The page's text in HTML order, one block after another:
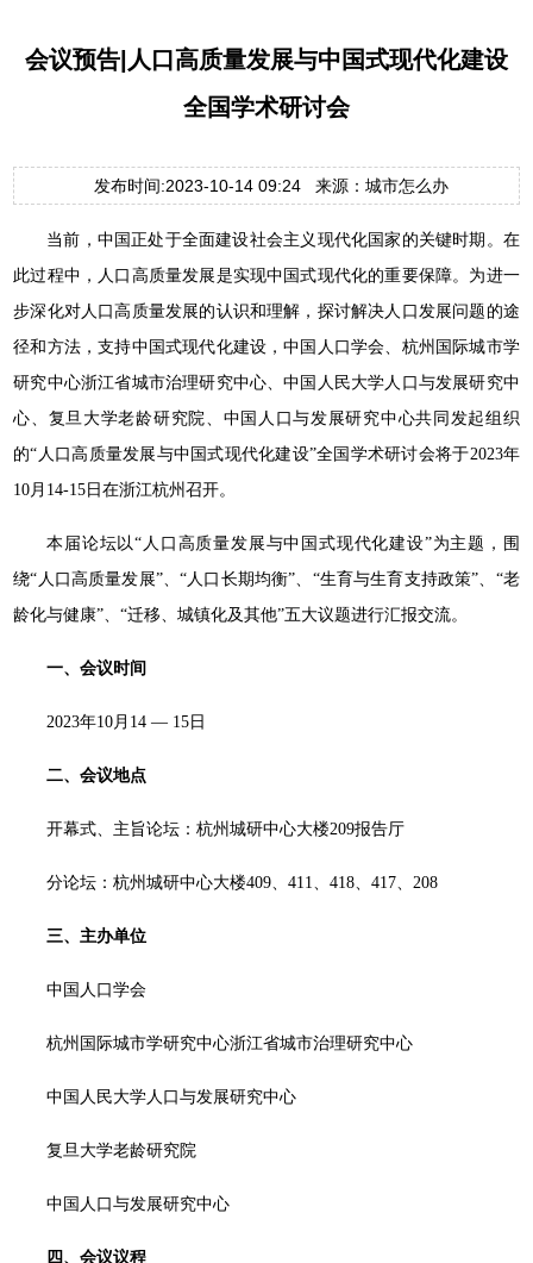
会议预告|人口高质量发展与中国式现代化建设
全国学术研讨会
发布时间:2023-10-14 09:24 来源：城市怎么办
当前，中国正处于全面建设社会主义现代化国家的关键时期。在
此过程中，人口高质量发展是实现中国式现代化的重要保障。为进一
步深化对人口高质量发展的认识和理解，探讨解决人口发展问题的途
径和方法，支持中国式现代化建设，中国人口学会、杭州国际城市学
研究中心浙江省城市治理研究中心、中国人民大学人口与发展研究中
心、复旦大学老龄研究院、中国人口与发展研究中心共同发起组织
的“人口高质量发展与中国式现代化建设”全国学术研讨会将于2023年
10月14-15日在浙江杭州召开。
本届论坛以“人口高质量发展与中国式现代化建设”为主题，围
绕“人口高质量发展”、“人口长期均衡”、“生育与生育支持政策”、“老
龄化与健康”、“迁移、城镇化及其他”五大议题进行汇报交流。
一、会议时间
2023年10月14 — 15日
二、会议地点
开幕式、主旨论坛：杭州城研中心大楼209报告厅
分论坛：杭州城研中心大楼409、411、418、417、208
三、主办单位
中国人口学会
杭州国际城市学研究中心浙江省城市治理研究中心
中国人民大学人口与发展研究中心
复旦大学老龄研究院
中国人口与发展研究中心
四、会议议程